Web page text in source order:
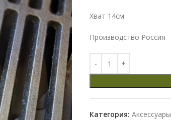
Хват 14см
Производство Россия
Категория: Аксессуары